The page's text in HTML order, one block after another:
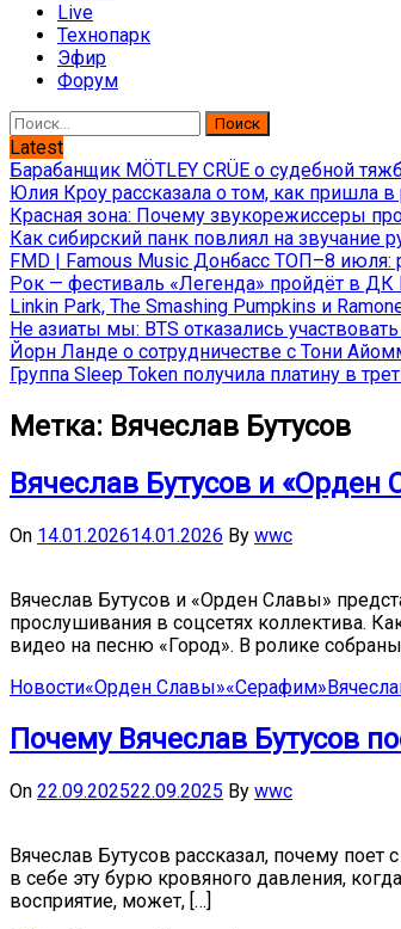
Live
Технопарк
Эфир
Форум
Найти:
Latest
Барабанщик MÖTLEY CRÜE о судебной
Юлия Кроу рассказала о том, как пришла
Красная зона: Почему звукорежиссеры
Как сибирский панк повлиял на звучание
FMD | Famous Music Донбасс ТОП–8 июля:
Рок — фестиваль «Легенда» пройдёт в ДК
Linkin Park, The Smashing Pumpkins и
Не азиаты мы: BTS отказались
Йорн Ланде о сотрудничестве с Тони
Группа Sleep Token получила платину в
Метка: Вячеслав Бутусов
Вячеслав Бутусов и
On 14.01.202614.01.2026 By wwc
Вячеслав Бутусов и «Орден Славы»
прослушивания в соцсетях коллектива.
видео на песню «Город». В ролике
Новости«Орден Славы»«Серафим»
Почему Вячеслав Бутусов
On 22.09.202522.09.2025 By wwc
Вячеслав Бутусов рассказал, почему
в себе эту бурю кровяного давления,
восприятие, может, […]